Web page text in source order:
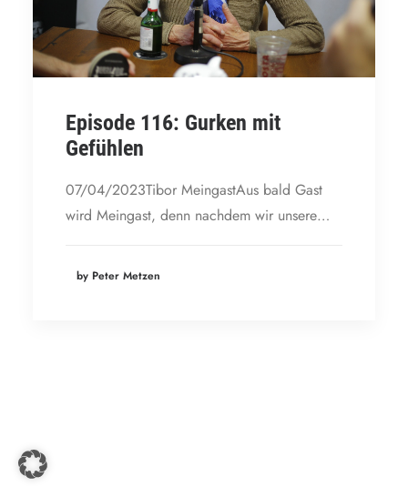
Episode 116: Gurken mit
Gefühlen
07/04/2023Tibor MeingastAus bald Gast
wird Meingast, denn nachdem wir unsere…
by Peter Metzen